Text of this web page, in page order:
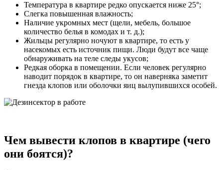
Температура в квартире редко опускается ниже 25°;
Слегка повышенная влажность;
Наличие укромных мест (щели, мебель, большое
количество белья в комодах и т. д.);
Жильцы регулярно ночуют в квартире, то есть у
насекомых есть источник пищи. Люди будут все чаще
обнаруживать на теле следы укусов;
Редкая оборка в помещении. Если человек регулярно
наводит порядок в квартире, то он наверняка заметит
гнезда клопов или оболочки яиц вылупившихся особей.
Чем вывести клопов в квартире (чего
они боятся)?